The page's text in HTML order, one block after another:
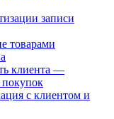
записи
товарами
клиента —
покупок
с клиентом и